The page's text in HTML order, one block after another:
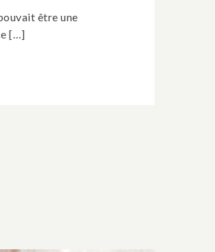
être une
[…]